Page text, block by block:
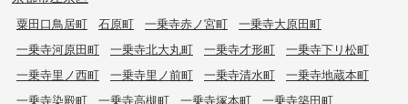
粟田口鳥居町 石原町 一乗寺赤ノ宮町
一乗寺大原田町
一乗寺河原田町
一乗寺北大丸町 一乗寺才形町
一乗寺下リ松町
一乗寺里ノ西町
一乗寺里ノ前町 一乗寺清水町
一乗寺地蔵本町
一乗寺染殿町
一乗寺高槻町 一乗寺塚本町
一乗寺築田町